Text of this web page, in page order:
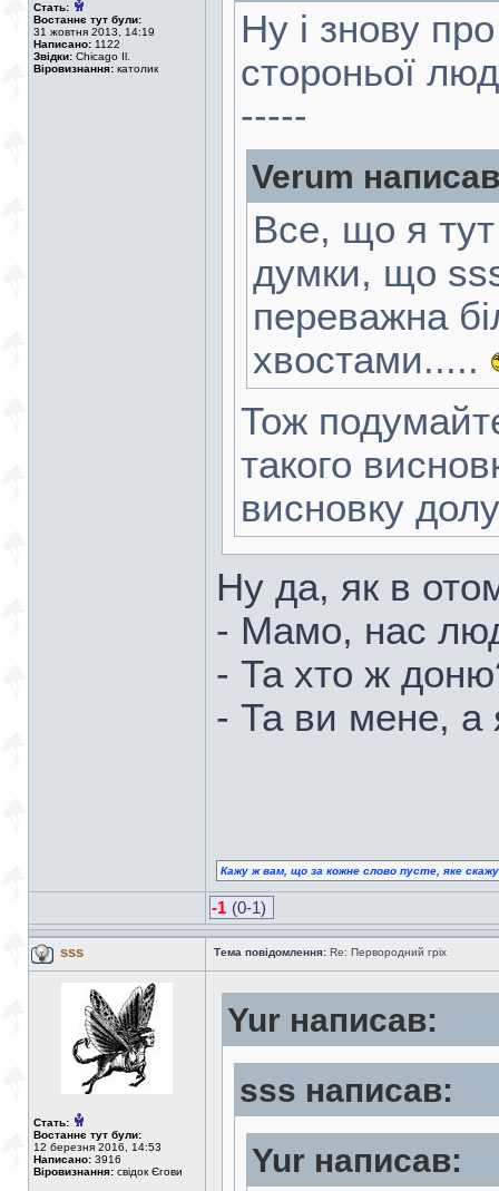
Стать:
Востаннє тут були:
31 жовтня 2013, 14:19
Написано: 1122
Звідки: Chicago Il.
Віровизнання: католик
Ну і знову
стороньої
-----
Verum
Все, що я
думки, що
переважна
хвостами.....
Тож
такого
висновку
Ну да, як в
- Мамо, нас
- Та хто ж
- Та ви мене, а
Кажу ж вам, що за кожне слово пусте, яке
-1 (0-1)
sss Тема повідомлення: Re: Первородний гріх
Стать:
Востаннє тут були:
12 березня 2016, 14:53
Написано: 3916
Віровизнання: свідок Єгови
Yur написав:
sss написав:
Yur написав: